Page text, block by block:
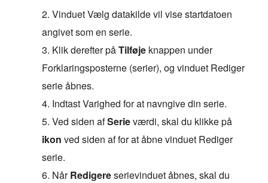
2. Vinduet Vælg datakilde vil vise startdatoen
angivet som en serie.
3. Klik derefter påTilføje knappen under
Forklaringsposterne (serier), og vinduet Rediger
serie åbnes.
4. Indtast Varighed for at navngive din serie.
5. Ved siden afSerieværdi, skal du klikke på
ikon ved siden af for at åbne vinduet Rediger
serie.
6. NårRedigereserievinduet åbnes, skal du